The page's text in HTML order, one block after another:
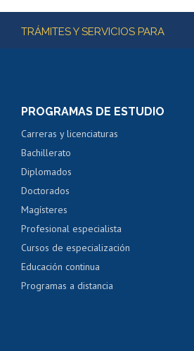
Más información
TRÁMITES Y SERVICIOS PARA
PROGRAMAS DE ESTUDIO
Carreras y licenciaturas
Bachillerato
Diplomados
Doctorados
Magísteres
Profesional especialista
Cursos de especialización
Educación continua
Programas a distancia